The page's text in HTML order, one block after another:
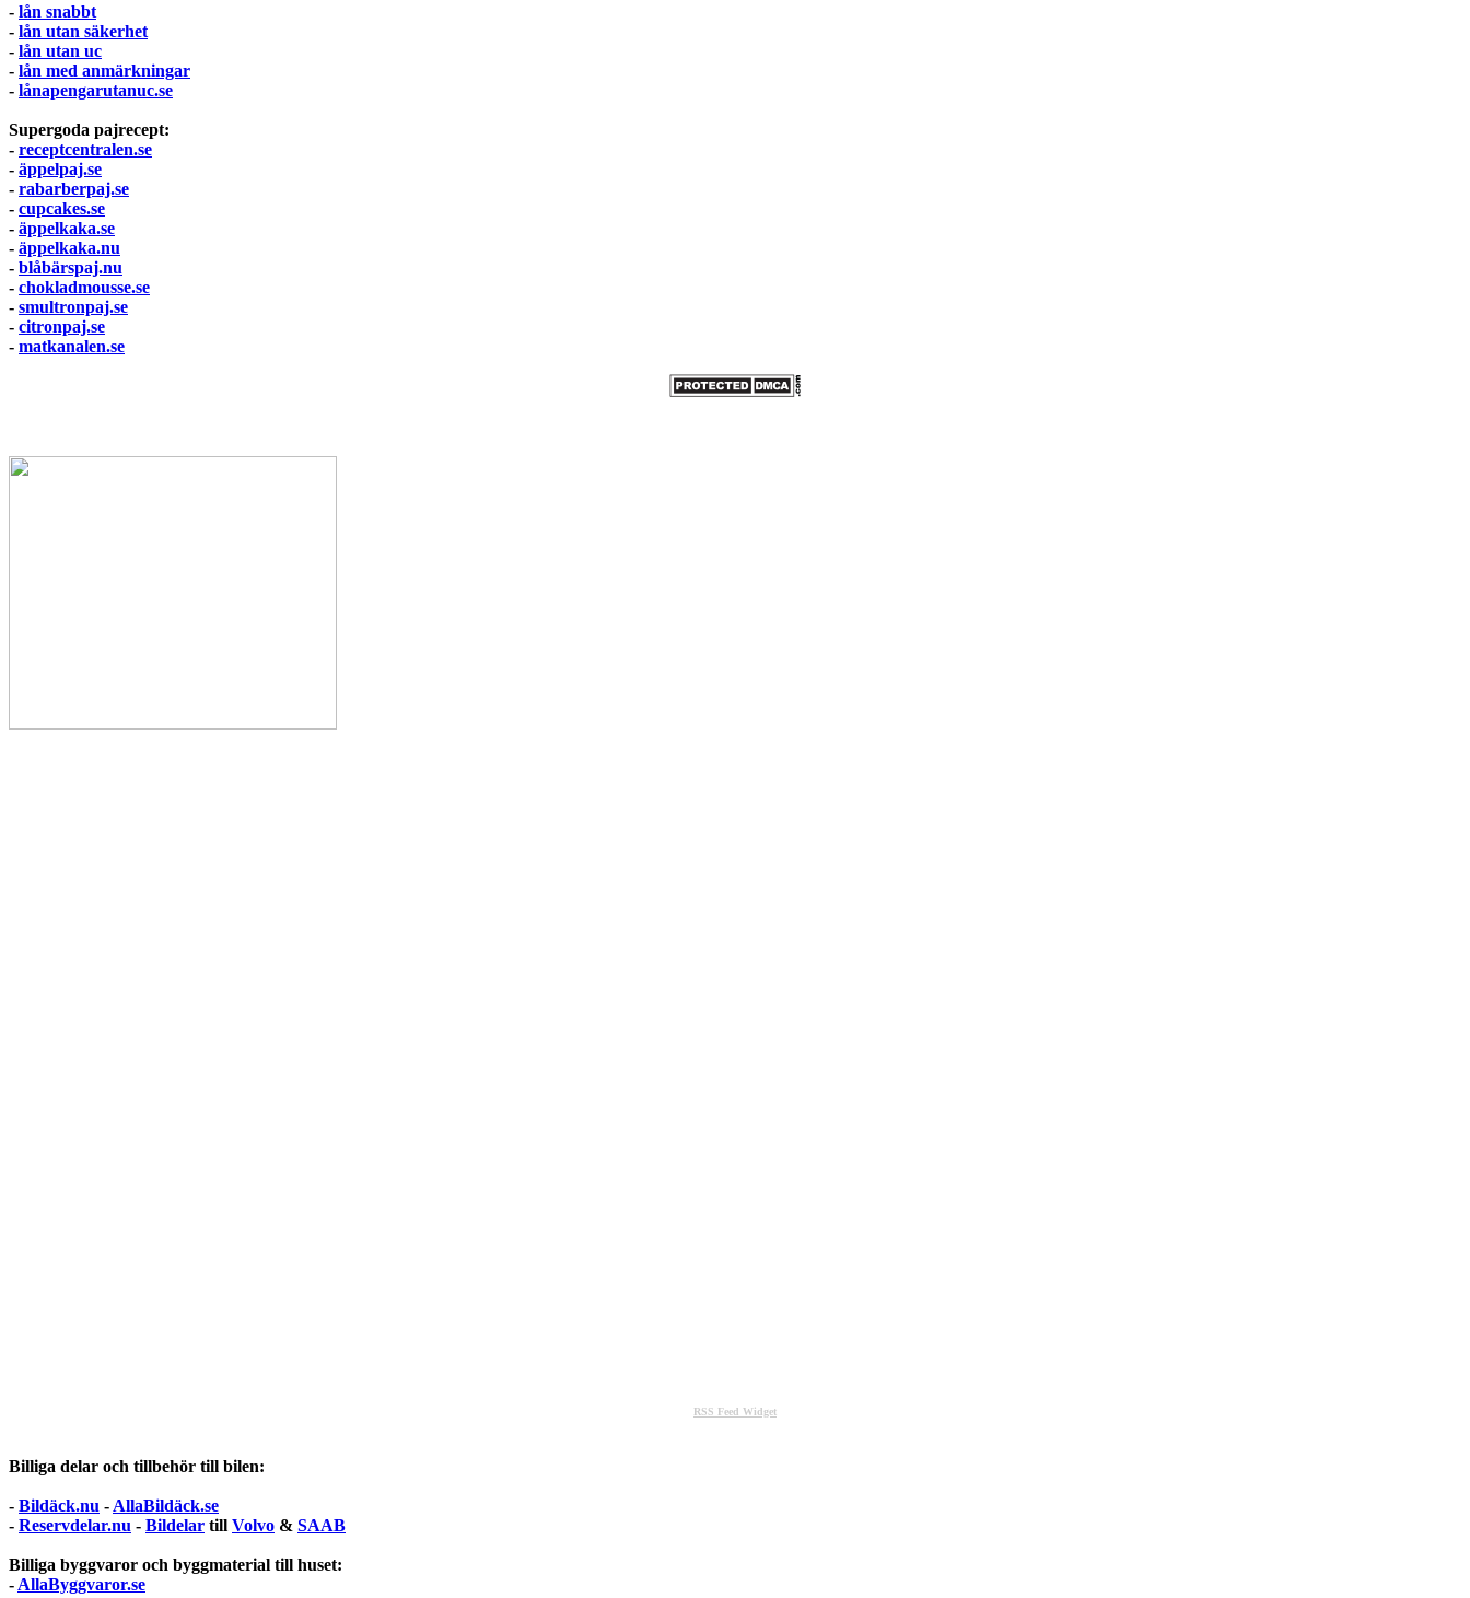
- lån snabbt
- lån utan säkerhet
- lån utan uc
- lån med anmärkningar
- lånapengarutanuc.se
Supergoda pajrecept:
- receptcentralen.se
- äppelpaj.se
- rabarberpaj.se
- cupcakes.se
- äppelkaka.se
- äppelkaka.nu
- blåbärspaj.nu
- chokladmousse.se
- smultronpaj.se
- citronpaj.se
- matkanalen.se
RSS Feed Widget
Billiga delar och tillbehör till bilen:
- Bildäck.nu - AllaBildäck.se
- Reservdelar.nu - Bildelar till Volvo & SAAB
Billiga byggvaror och byggmaterial till huset:
- AllaByggvaror.se